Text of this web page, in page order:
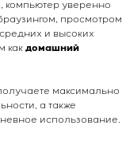
компьютер уверенно
просмотром
и высоких
как домашний
максимально
а также
использование.